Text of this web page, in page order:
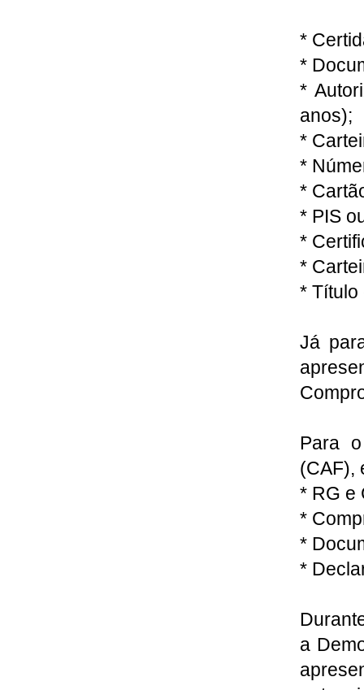
*
*
*
anos);
*
*
*
* PIS
*
*
* Título
Já
Para
(CAF),
* RG e
*
*
*
a